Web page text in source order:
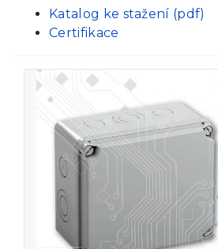
Katalog ke stažení (pdf)
Certifikace